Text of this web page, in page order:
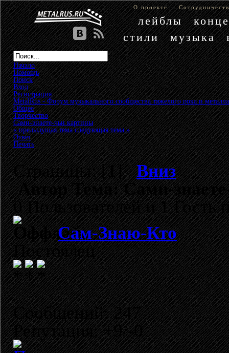
О проекте
лейблы
стили
музыка
Начало
Помощь
Поиск
Вход
Регистрация
MetalRus - Форум музыкального сообщества тяжелого рока и металла
Общее»
Творчество»
Сами-знаете-чьи картины
« предыдущая тема следующая тема »
Ответ
Печать
Страницы: [1]Вниз
АвторТема: Сами-
0 Пользователей и 1 Гость
Сам-Знаю-Кто
Постоялец
Сообщений: 247
Репутация: +9/-0